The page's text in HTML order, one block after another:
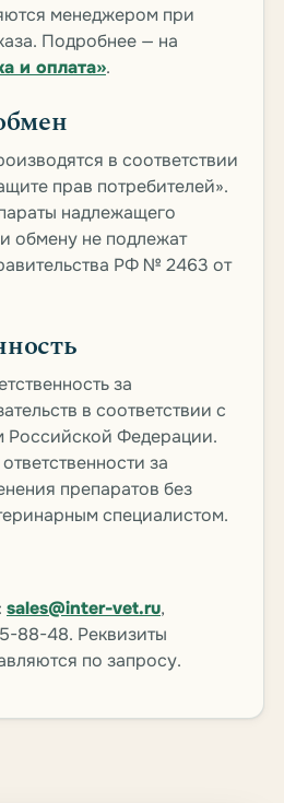
менеджером при
Подробнее — на
и оплата».
в соответствии
прав потребителей».
надлежащего
обмену не подлежат
РФ № 2463 от
за
в соответствии с
Российской Федерации.
за
препаратов без
специалистом.
sales@inter-vet.ru,
88-48. Реквизиты
по запросу.